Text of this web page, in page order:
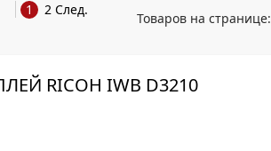
А4 МОНОХРОМНЫЕ
1 2 След.
Товаров на странице:
RICOH IWB D3210